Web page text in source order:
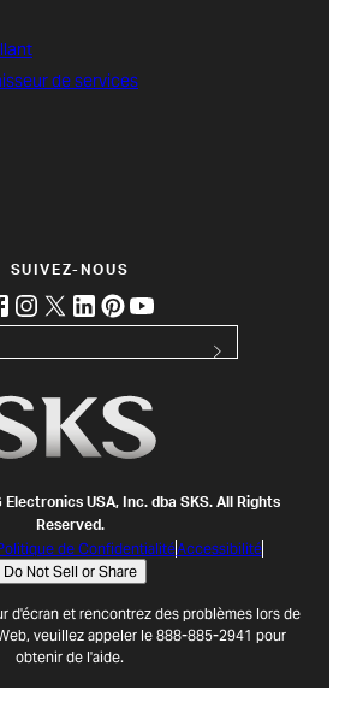
de services
SUIVEZ-NOUS
instagram
twitterlinkedinpinterestyoutube
USA, Inc. dba SKS. All Rights
Reserved.
de ConfidentialitéAccessibilité
Do Not Sell or Share
d'écran et rencontrez des problèmes lors de
veuillez appeler le 888-885-2941 pour
obtenir de l'aide.